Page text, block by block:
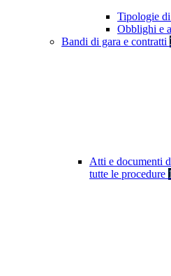
Tipologie
Obblighi e
Bandi di gara e contratti
Atti e documenti
tutte le procedure 1